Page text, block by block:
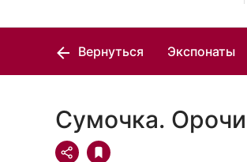
Вернуться Экспонаты
Сумочка. Орочи